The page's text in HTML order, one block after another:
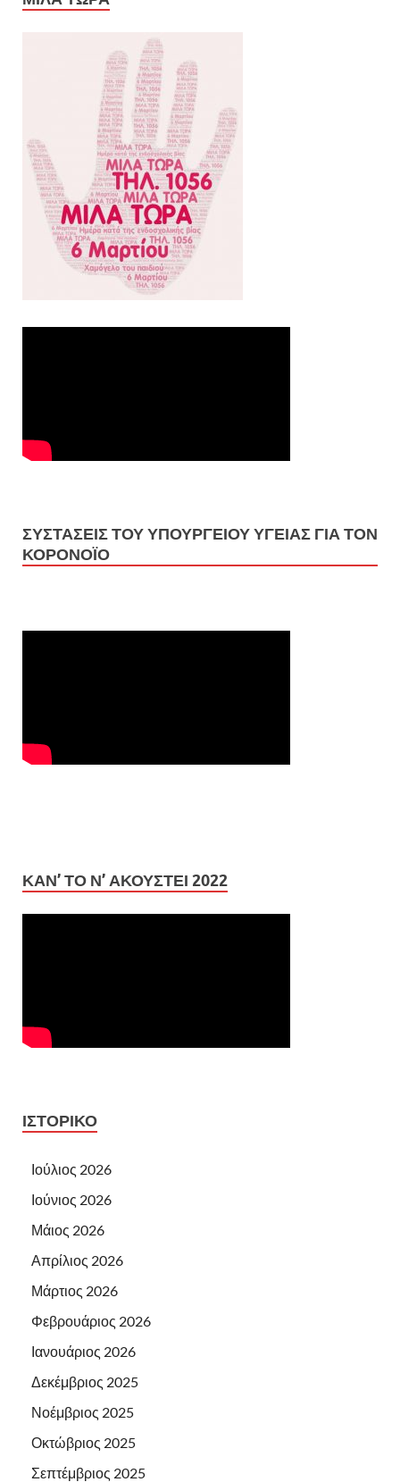
ΣΥΣΤΑΣΕΙΣ ΤΟΥ ΥΠΟΥΡΓΕΙΟΥ ΥΓΕΙΑΣ ΓΙΑ ΤΟΝ
ΚΟΡΟΝΟΪΟ
ΚΆΝ’ ΤΟ Ν’ ΑΚΟΥΣΤΕΊ 2022
ΙΣΤΟΡΙΚΌ
Ιούλιος 2026
Ιούνιος 2026
Μάιος 2026
Απρίλιος 2026
Μάρτιος 2026
Φεβρουάριος 2026
Ιανουάριος 2026
Δεκέμβριος 2025
Νοέμβριος 2025
Οκτώβριος 2025
Σεπτέμβριος 2025